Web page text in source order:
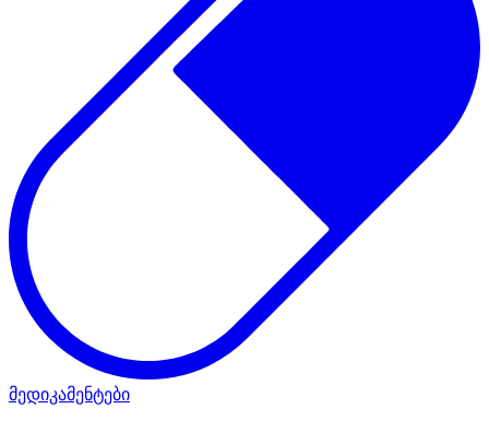
მედიკამენტები